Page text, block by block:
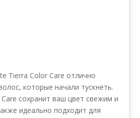
Tierra Color Care отлично
которые начали тускнеть.
сохранит ваш цвет свежим и
идеально подходит для